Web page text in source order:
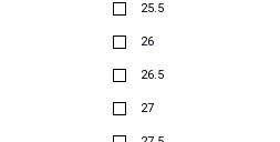
25.5
26
26.5
27